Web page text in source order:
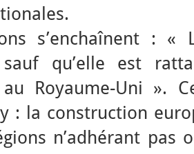
s’enchaînent : «
sauf qu’elle est
au Royaume-Uni ».
: la construction
n’adhérant pas